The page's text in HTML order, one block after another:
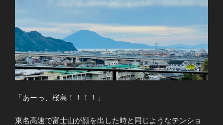
「あーっ、桜島！！！！」
東名高速で富士山が顔を出した時と同じようなテンショ